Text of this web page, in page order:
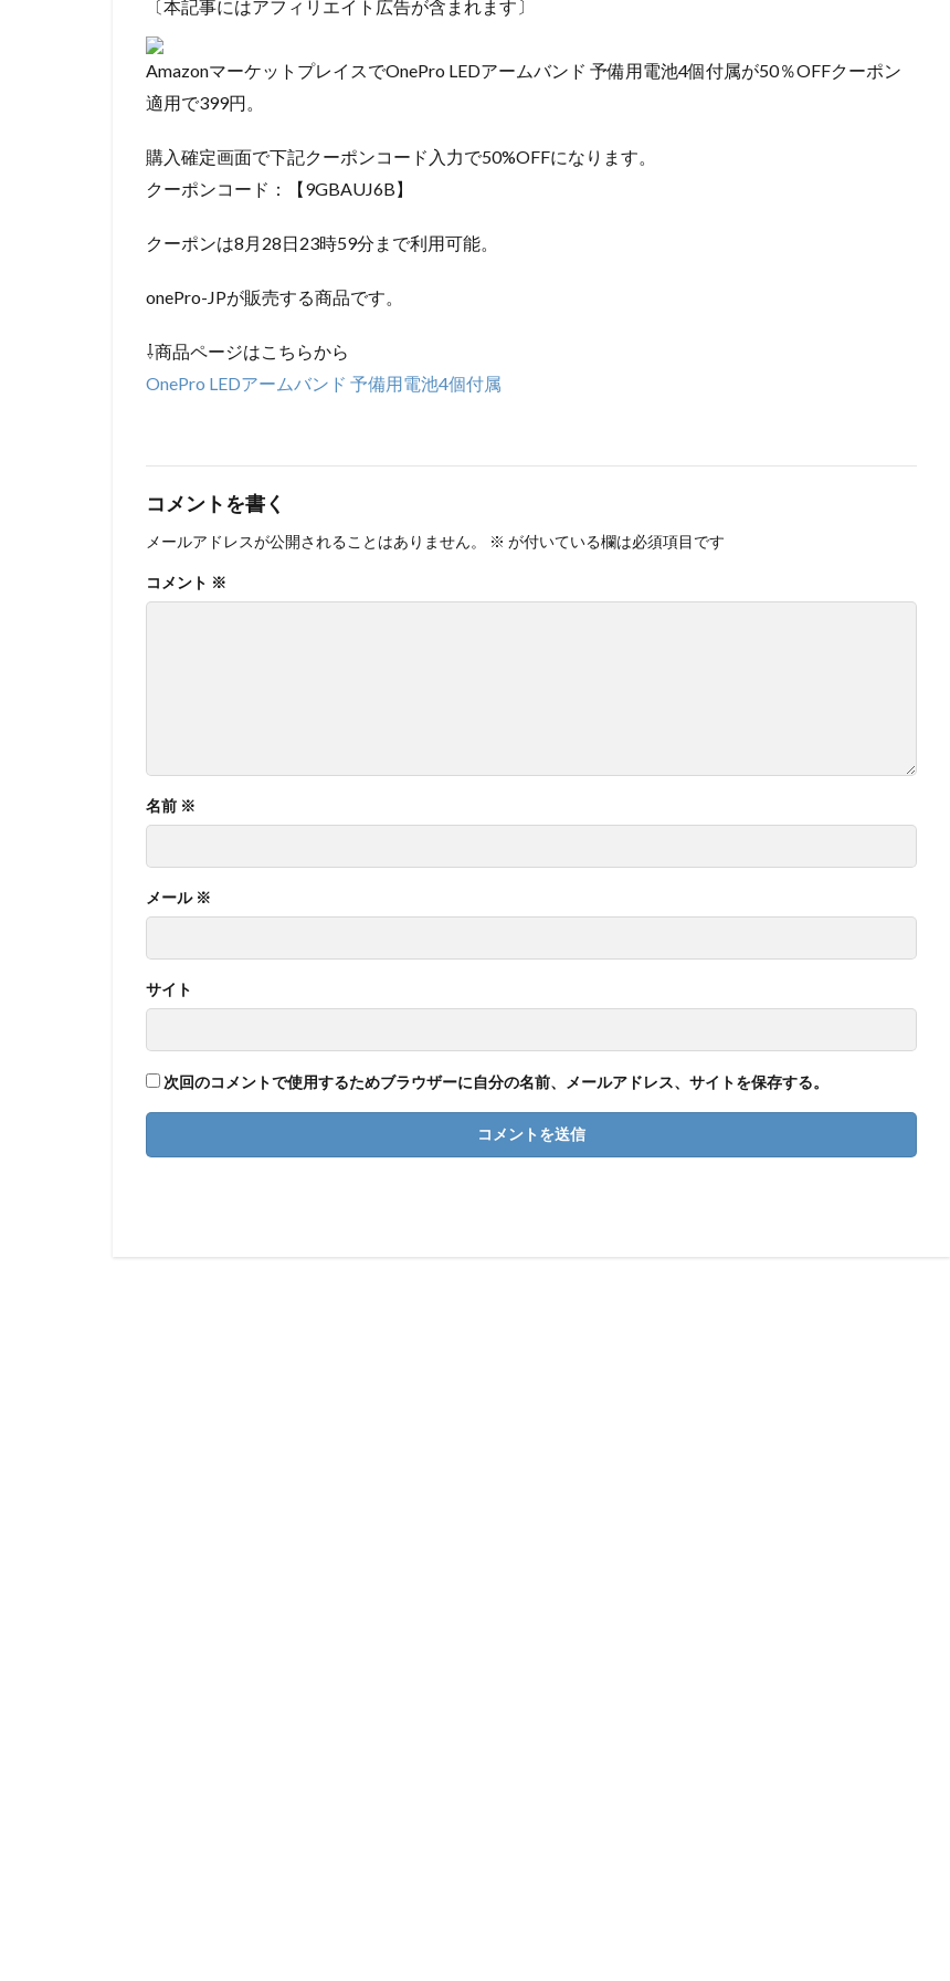
〔本記事にはアフィリエイト広告が含まれます〕
AmazonマーケットプレイスでOnePro LEDアームバンド 予備用電池4個付属が50％OFFクーポン
適用で399円。
購入確定画面で下記クーポンコード入力で50%OFFになります。
クーポンコード：【9GBAUJ6B】
クーポンは8月28日23時59分まで利用可能。
onePro-JPが販売する商品です。
⇩商品ページはこちらから
OnePro LEDアームバンド 予備用電池4個付属
コメントを書く
メールアドレスが公開されることはありません。 ※ が付いている欄は必須項目です
コメント ※
名前 ※
メール ※
サイト
次回のコメントで使用するためブラウザーに自分の名前、メールアドレス、サイトを保存する。